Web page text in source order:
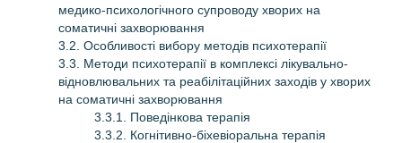
медико-психологічного супроводу хворих на
соматичні захворювання
3.2. Особливості вибору методів психотерапії
3.3. Методи психотерапії в комплексі лікувально-
відновлювальних та реабілітаційних заходів у хворих
на соматичні захворювання
3.3.1. Поведінкова терапія
3.3.2. Когнітивно-біхевіоральна терапія